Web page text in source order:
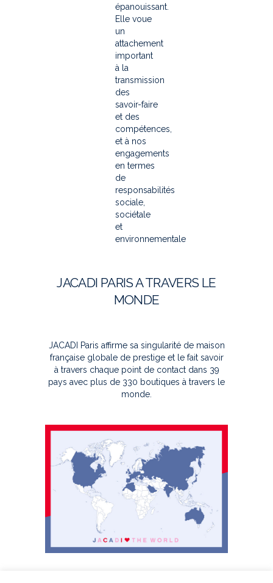
épanouissant.
Elle voue
un
attachement
important
à la
transmission
des
savoir-faire
et des
compétences,
et à nos
engagements
en termes
de
responsabilités
sociale,
sociétale
et
environnementale
JACADI PARIS A TRAVERS LE
MONDE
JACADI Paris affirme sa singularité de maison
française globale de prestige et le fait savoir
à travers chaque point de contact dans 39
pays avec plus de 330 boutiques à travers le
monde.